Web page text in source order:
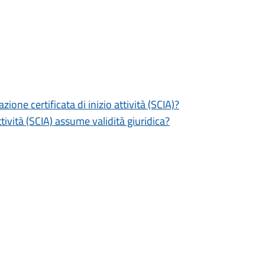
certificata di inizio attività (SCIA)?
(SCIA) assume validità giuridica?